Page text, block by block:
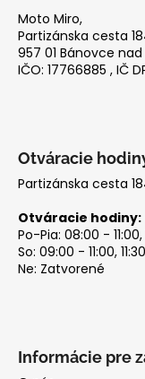
Moto Miro,
Partizánska cesta
957 01 Bánovce
IČO: 17766885 , IČ
Otváracie
Partizánska cesta
Otváracie hodiny:
Po-Pia: 08:00 - 11:00,
So: 09:00 - 11:00,
Ne: Zatvorené
Informácie pre